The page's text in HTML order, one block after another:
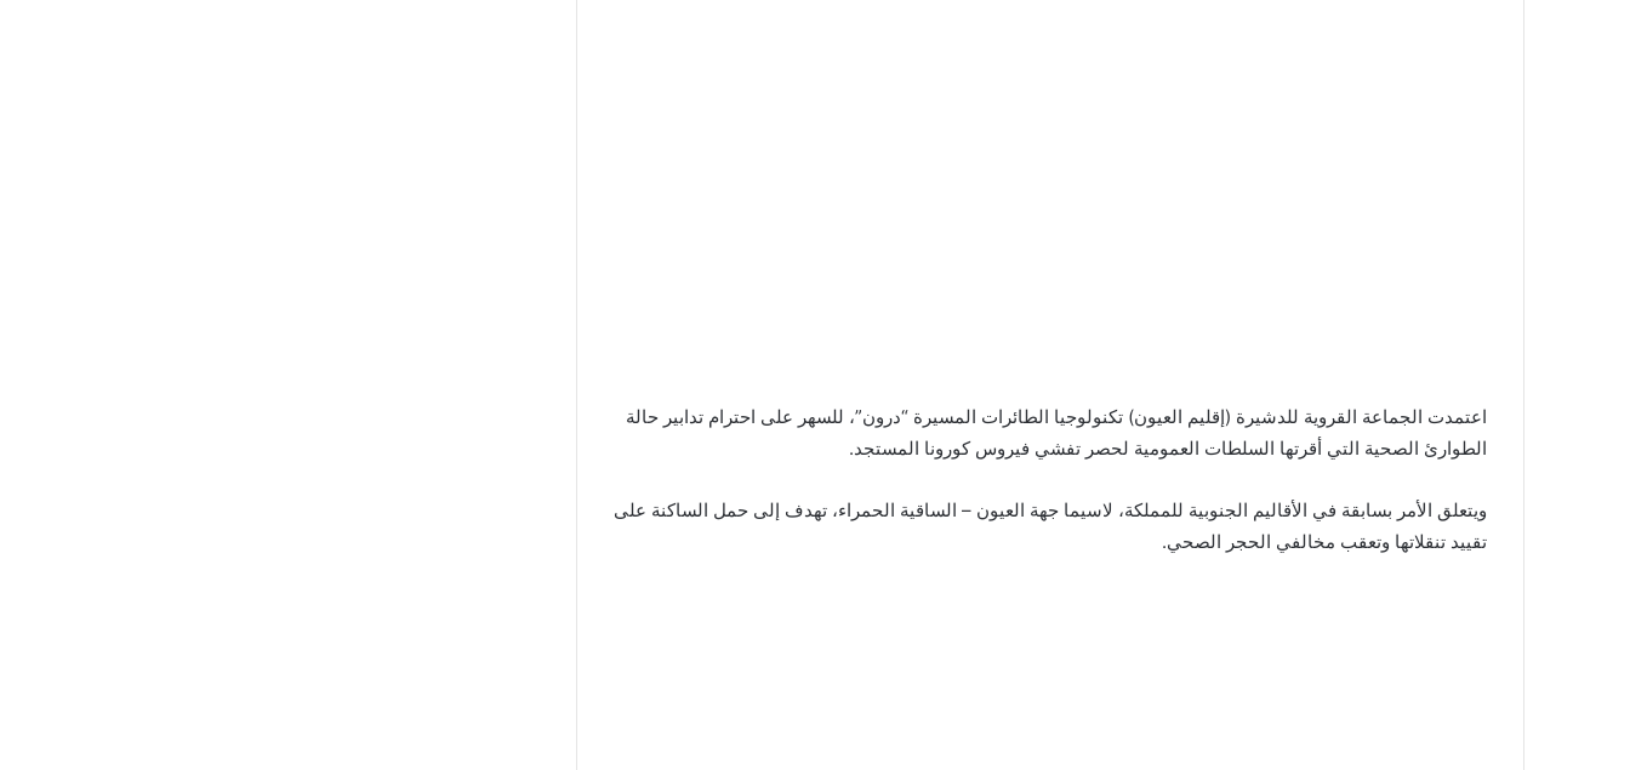
اعتمدت الجماعة القروية للدشيرة (إقليم العيون) تكنولوجيا الطائرات المسيرة “درون”، للسهر على احترام تدابير حالة
الطوارئ الصحية التي أقرتها السلطات العمومية لحصر تفشي فيروس كورونا المستجد.
ويتعلق الأمر بسابقة في الأقاليم الجنوبية للمملكة، لاسيما جهة العيون – الساقية الحمراء، تهدف إلى حمل الساكنة على
تقييد تنقلاتها وتعقب مخالفي الحجر الصحي.